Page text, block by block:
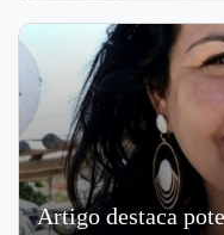
Artigo destaca